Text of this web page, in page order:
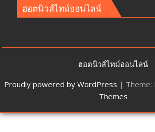
ฮอตนิวส์ไทม์ออนไลน์
ฮอตนิวส์ไทม์ออนไลน์
Proudly powered by WordPress | Theme:
Themes